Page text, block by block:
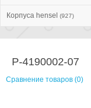
Корпуса hensel (927)
P-4190002-07
Сравнение товаров (0)